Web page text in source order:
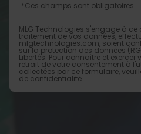
*Ces champs sont obligatoires
MLG Technologies s'engage à ce
traitement de vos données,
mlgtechnologies.com, soient
sur la protection des données
Libertés. Pour connaître et
retrait de votre consentement à
collectées par ce formulaire,
de confidentialité